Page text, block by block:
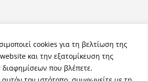
cookies για τη βελτίωση της
και την εξατομίκευση της
που βλέπετε.